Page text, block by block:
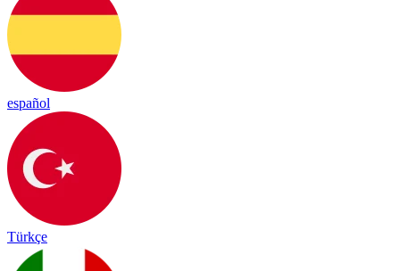
español
Türkçe